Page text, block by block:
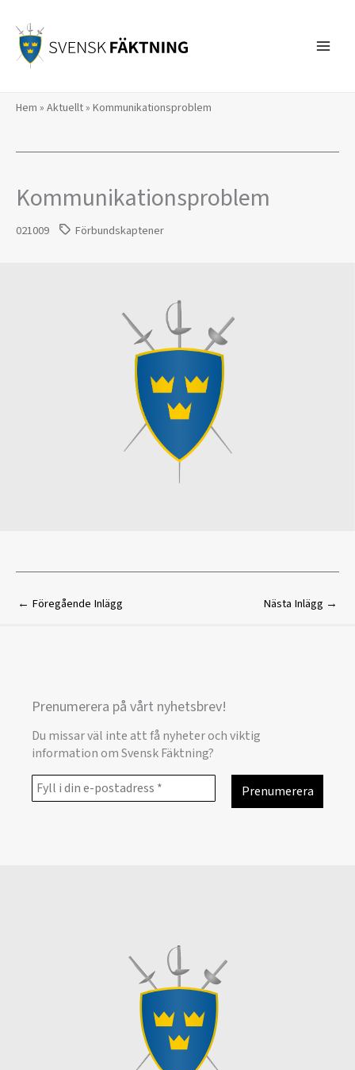
innehåll
Hem » Aktuellt» Kommunikationsproblem
Kommunikationsproblem
021009 Förbundskaptener
← Föregående Inlägg Nästa Inlägg →
Prenumerera på vårt nyhetsbrev!
Du missar väl inte att få nyheter och viktig
information om Svensk Fäktning?